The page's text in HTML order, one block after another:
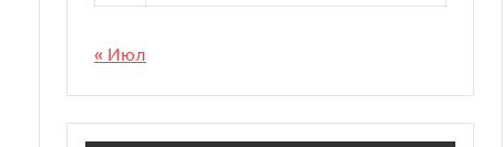
« Июл